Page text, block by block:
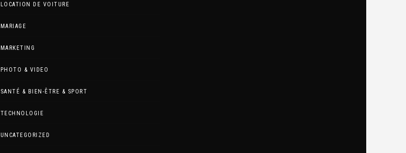
LOCATION DE VOITURE
MARIAGE
MARKETING
PHOTO & VIDEO
SANTÉ & BIEN-ÊTRE & SPORT
TECHNOLOGIE
UNCATEGORIZED